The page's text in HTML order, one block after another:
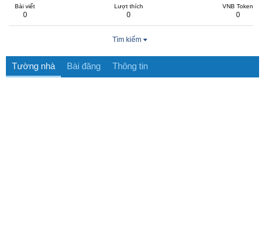
Bài viết
0
Lượt thích
0
VNB Token
0
Tìm kiếm
Tường nhà Bài đăng Thông tin